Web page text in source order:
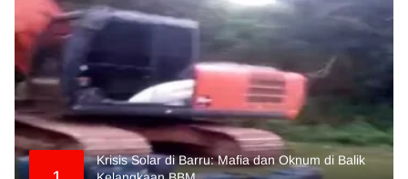
Krisis Solar di Barru: Mafia dan Oknum di Balik